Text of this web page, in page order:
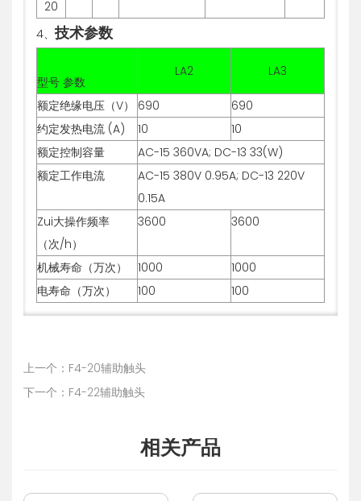
20
4、 技术参数
型号 参数
LA2 LA3
额定绝缘电压（V） 690
690
约定发热电流 (A)
10
10
额定控制容量
AC-15 360VA; DC-13 33(W)
额定工作电流
AC-15 380V 0.95A; DC-13 220V
0.15A
Zui大操作频率
（次/h）
3600 3600
机械寿命（万次） 1000
1000
电寿命（万次）
100 100
上一个：F4-20辅助触头
下一个：F4-22辅助触头
相关产品